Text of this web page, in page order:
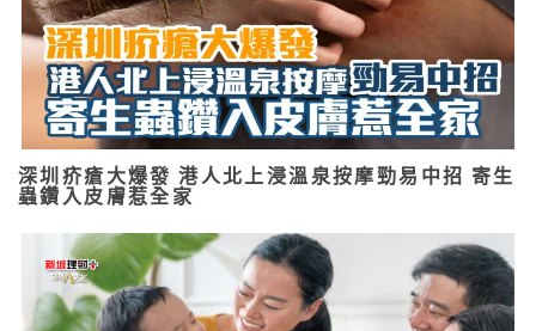
深圳疥瘡大爆發 港人北上浸溫泉按摩勁易中招 寄生
蟲鑽入皮膚惹全家